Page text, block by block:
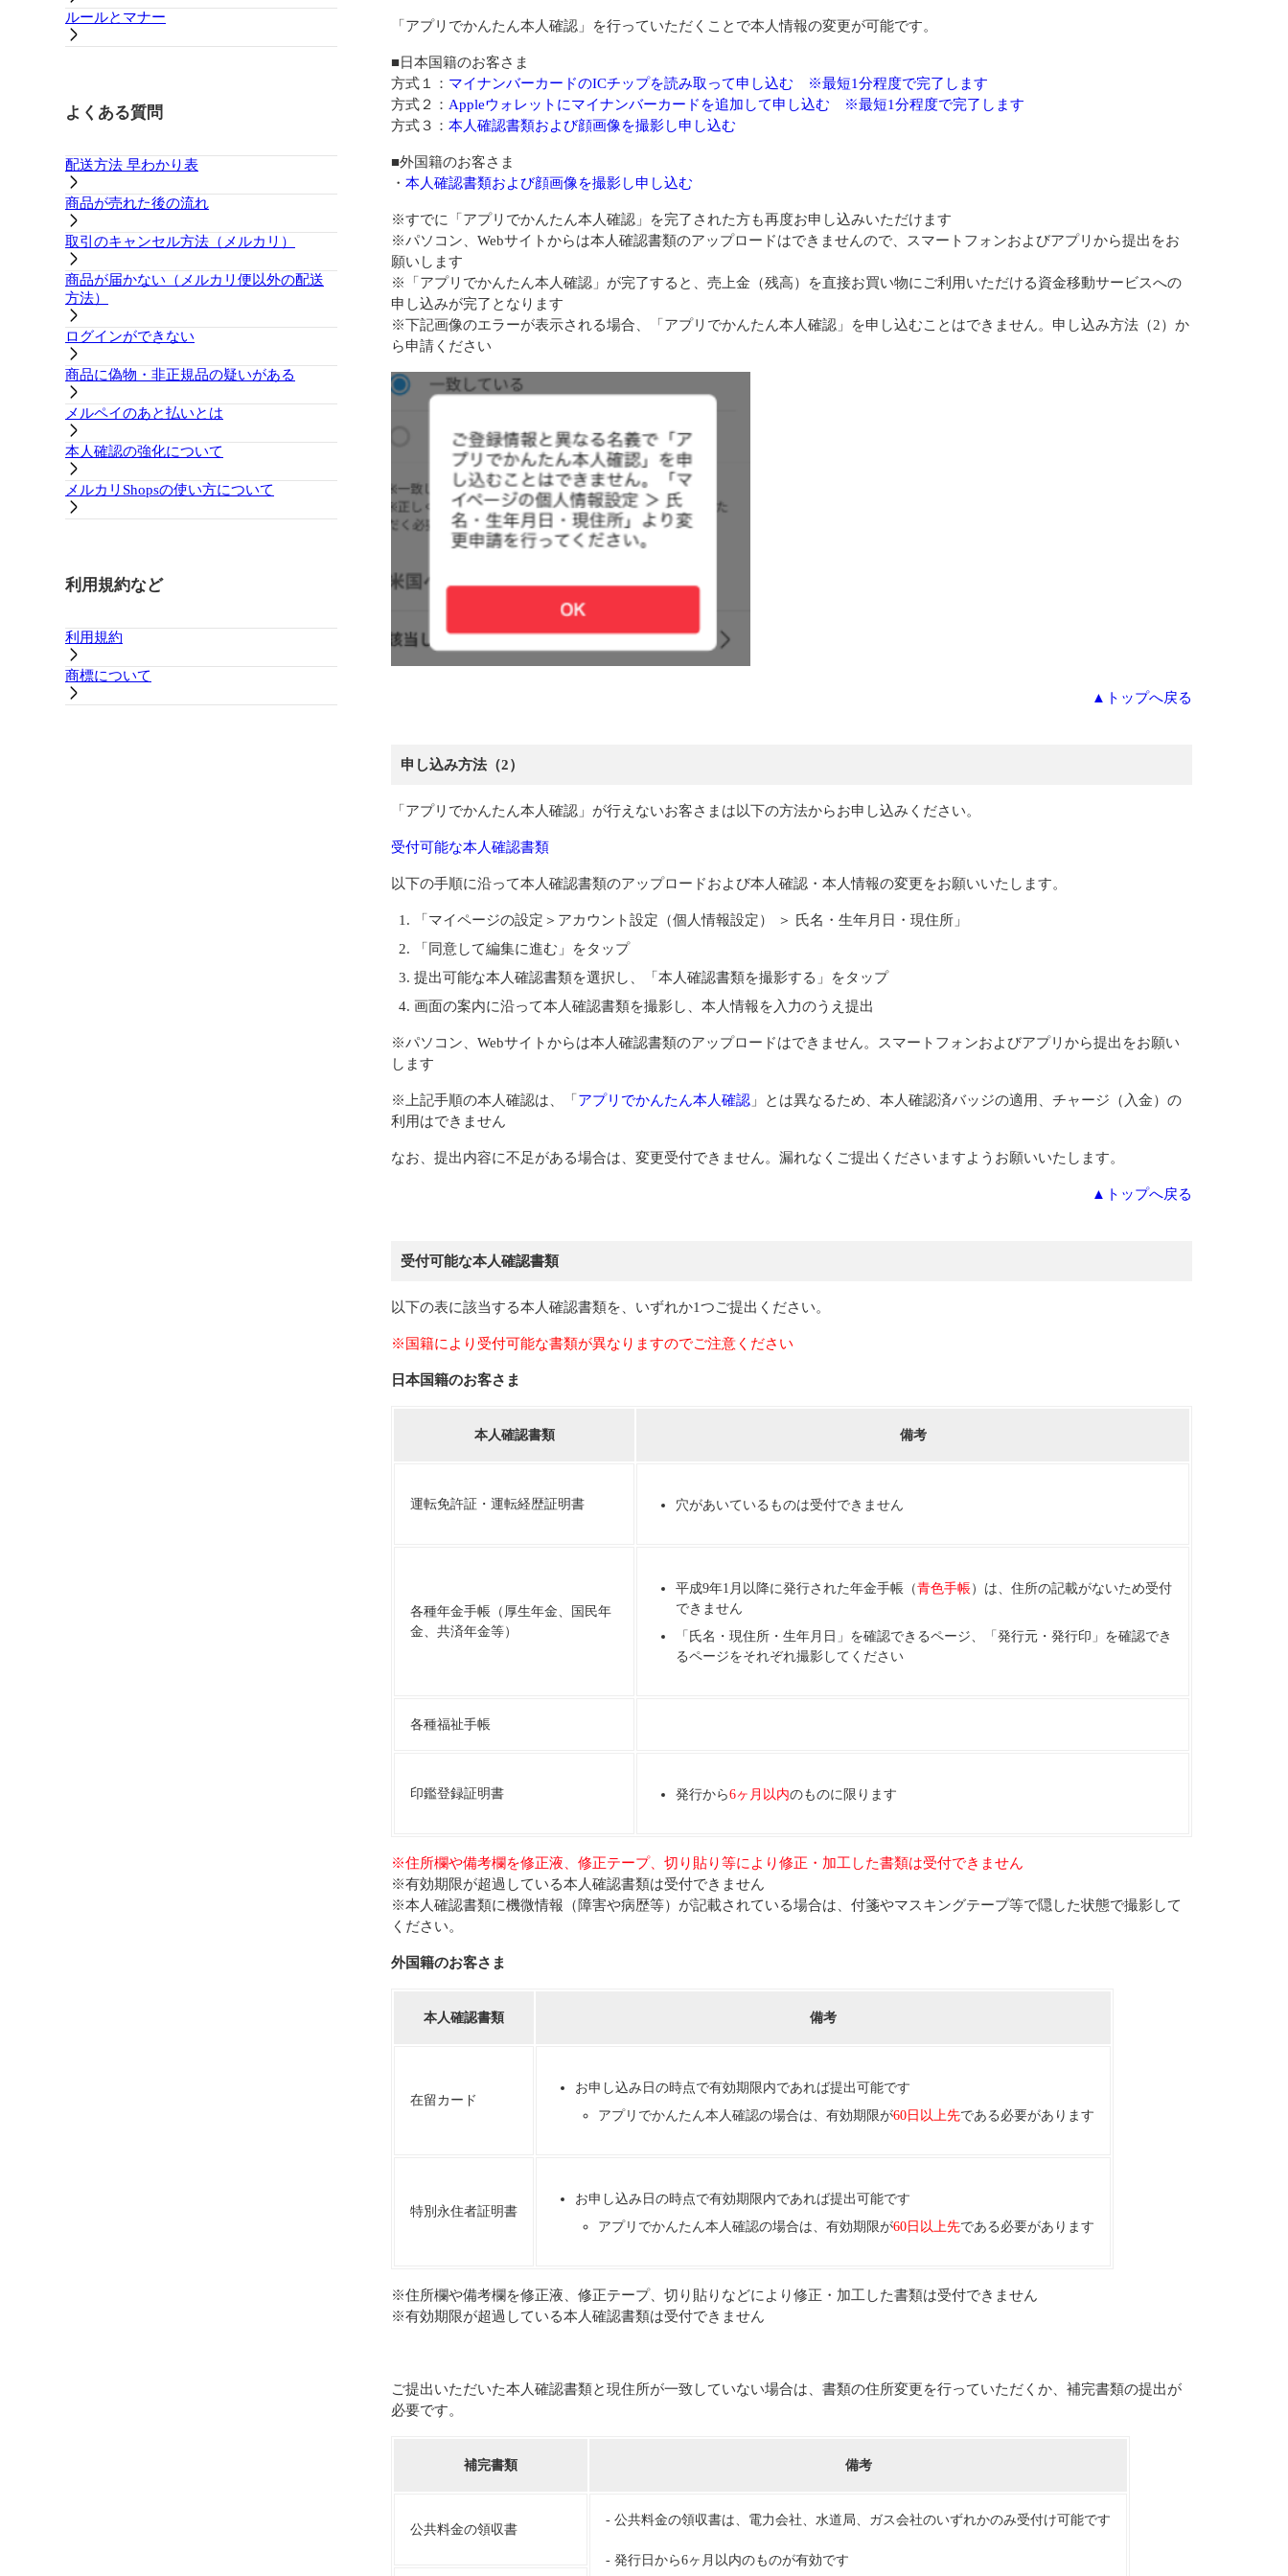
ルールとマナー
よくある質問
配送方法 早わかり表
商品が売れた後の流れ
取引のキャンセル方法（メルカリ）
商品が届かない（メルカリ便以外の配送
方法）
ログインができない
商品に偽物・非正規品の疑いがある
メルペイのあと払いとは
本人確認の強化について
メルカリShopsの使い方について
利用規約など
利用規約
商標について
「アプリでかんたん本人確認」を行っていただくことで本人情報の変更が可能です。
■日本国籍のお客さま
方式１： マイナンバーカードのICチップを読み取って申し込む ※最短1分程度で完了します
方式２： Appleウォレットにマイナンバーカードを追加して申し込む ※最短1分程度で完了します
方式３： 本人確認書類および顔画像を撮影し申し込む
■外国籍のお客さま
・ 本人確認書類および顔画像を撮影し申し込む
※すでに「アプリでかんたん本人確認」を完了された方も再度お申し込みいただけます
※パソコン、Webサイトからは本人確認書類のアップロードはできませんので、スマートフォンおよびアプリから提出をお
願いします
※「アプリでかんたん本人確認」が完了すると、売上金（残高）を直接お買い物にご利用いただける資金移動サービスへの
申し込みが完了となります
※下記画像のエラーが表示される場合、「アプリでかんたん本人確認」を申し込むことはできません。申し込み方法（2）か
ら申請ください
▲トップへ戻る
申し込み方法（2）
「アプリでかんたん本人確認」が行えないお客さまは以下の方法からお申し込みください。
受付可能な本人確認書類
以下の手順に沿って本人確認書類のアップロードおよび本人確認・本人情報の変更をお願いいたします。
「マイページの設定＞アカウント設定（個人情報設定） ＞ 氏名・生年月日・現住所」
「同意して編集に進む」をタップ
提出可能な本人確認書類を選択し、「本人確認書類を撮影する」をタップ
画面の案内に沿って本人確認書類を撮影し、本人情報を入力のうえ提出
※パソコン、Webサイトからは本人確認書類のアップロードはできません。スマートフォンおよびアプリから提出をお願い
します
※上記手順の本人確認は、「 アプリでかんたん本人確認 」とは異なるため、本人確認済バッジの適用、チャージ（入金）の
利用はできません
なお、提出内容に不足がある場合は、変更受付できません。漏れなくご提出くださいますようお願いいたします。
▲トップへ戻る
受付可能な本人確認書類
以下の表に該当する本人確認書類を、いずれか1つご提出ください。
※国籍により受付可能な書類が異なりますのでご注意ください
日本国籍のお客さま
本人確認書類 備考
運転免許証・運転経歴証明書 穴があいているものは受付できません
各種年金手帳（厚生年金、国民年
金、共済年金等）
平成9年1月以降に発行された年金手帳（青色手帳）は、住所の記載がないため受付
できません
「氏名・現住所・生年月日」を確認できるページ、「発行元・発行印」を確認でき
るページをそれぞれ撮影してください
各種福祉手帳
印鑑登録証明書 発行から6ヶ月以内のものに限ります
※住所欄や備考欄を修正液、修正テープ、切り貼り等により修正・加工した書類は受付できません
※有効期限が超過している本人確認書類は受付できません
※本人確認書類に機微情報（障害や病歴等）が記載されている場合は、付箋やマスキングテープ等で隠した状態で撮影して
ください。
外国籍のお客さま
本人確認書類 備考
在留カード
お申し込み日の時点で有効期限内であれば提出可能です
アプリでかんたん本人確認の場合は、有効期限が60日以上先である必要があります
特別永住者証明書
お申し込み日の時点で有効期限内であれば提出可能です
アプリでかんたん本人確認の場合は、有効期限が60日以上先である必要があります
※住所欄や備考欄を修正液、修正テープ、切り貼りなどにより修正・加工した書類は受付できません
※有効期限が超過している本人確認書類は受付できません
ご提出いただいた本人確認書類と現住所が一致していない場合は、書類の住所変更を行っていただくか、補完書類の提出が
必要です。
補完書類 備考
公共料金の領収書
- 公共料金の領収書は、電力会社、水道局、ガス会社のいずれかのみ受付け可能です
- 発行日から6ヶ月以内のものが有効です